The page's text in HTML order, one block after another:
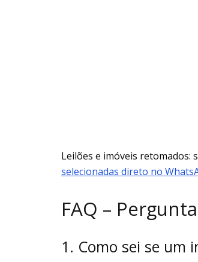
Leilões e imóveis retomados:
selecionadas direto no
FAQ –
1. Como sei se um